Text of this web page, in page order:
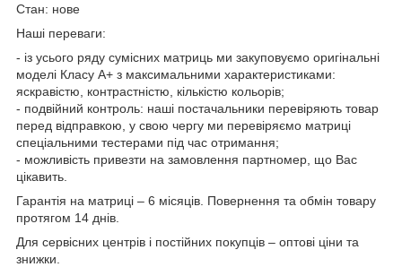
Стан: нове
Наші переваги:
- із усього ряду сумісних матриць ми закуповуємо оригінальні
моделі Класу А+ з максимальними характеристиками:
яскравістю, контрастністю, кількістю кольорів;
- подвійний контроль: наші постачальники перевіряють товар
перед відправкою, у свою чергу ми перевіряємо матриці
спеціальними тестерами під час отримання;
- можливість привезти на замовлення партномер, що Вас
цікавить.
Гарантія на матриці – 6 місяців. Повернення та обмін товару
протягом 14 днів.
Для сервісних центрів і постійних покупців – оптові ціни та
знижки.